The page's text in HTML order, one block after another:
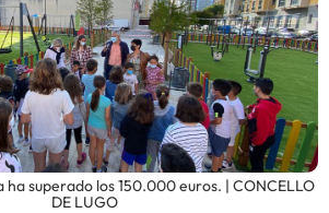
superado los 150.000 euros. | CONCELLO
DE LUGO